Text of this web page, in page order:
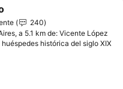
a favoritos
240
a 5.1 km de: Vicente López
huéspedes histórica del siglo XIX